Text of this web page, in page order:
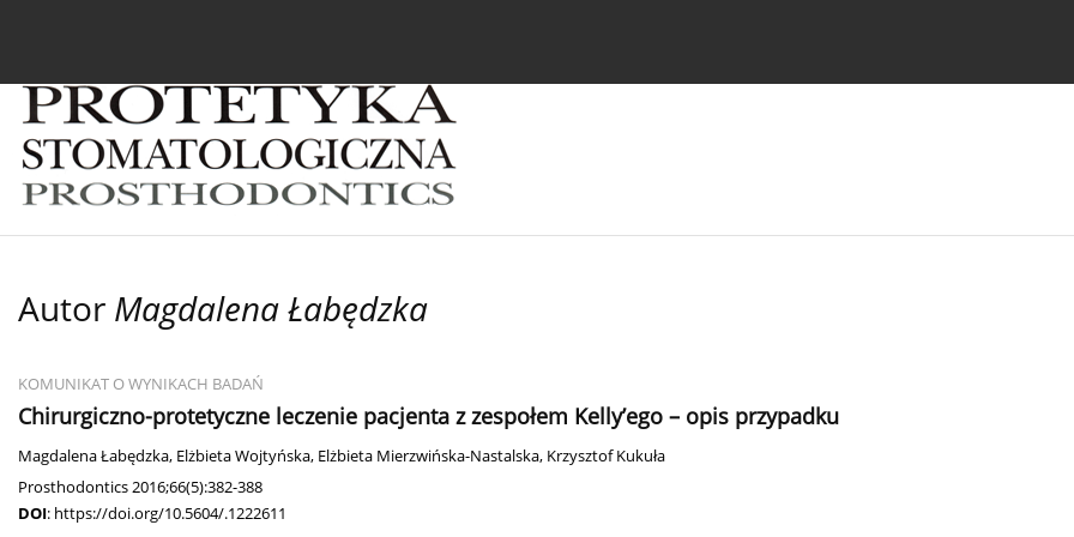
Autor Magdalena Łabędzka
KOMUNIKAT O WYNIKACH BADAŃ
Chirurgiczno-protetyczne leczenie pacjenta z zespołem Kelly’ego – opis przypadku
Magdalena Łabędzka, Elżbieta Wojtyńska, Elżbieta Mierzwińska-Nastalska, Krzysztof Kukuła
Prosthodontics 2016;66(5):382-388
DOI: https://doi.org/10.5604/.1222611